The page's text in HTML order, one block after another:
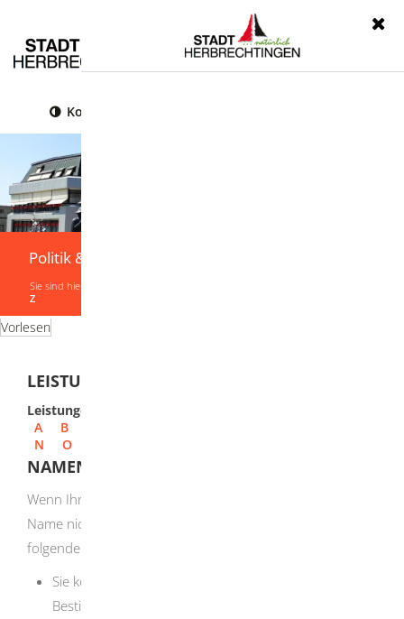
Kontrast
Politik & Verwaltung
Sie sind hier:
Z
Vorlesen
LEISTUNGEN VON A-Z
Leistungen
A
B
N
O
NAMEN NACH DER SCHEIDUNG ÄNDERN
Wenn Ihr Geburtsname oder vor der Ehe geführter
Name nicht Familienname oder Ehename war, haben Sie
folgende Möglichkeiten:
Sie können Ihren Geburtsnamen oder den bis zur
Bestimmung des Ehenamens geführten Namen